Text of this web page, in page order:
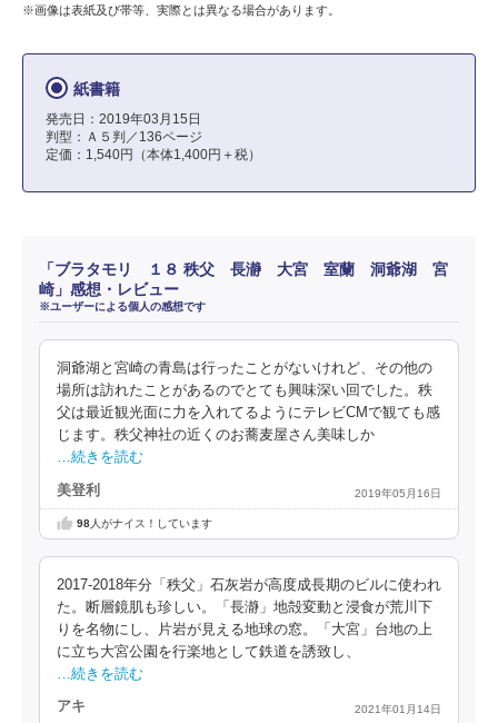
※画像は表紙及び帯等、実際とは異なる場合があります。
紙書籍
発売日：2019年03月15日
判型：Ａ５判／136ページ
定価：1,540円（本体1,400円＋税）
「ブラタモリ １８ 秩父 長瀞 大宮 室蘭 洞爺湖 宮
崎」感想・レビュー
※ユーザーによる個人の感想です
洞爺湖と宮崎の青島は行ったことがないけれど、その他の
場所は訪れたことがあるのでとても興味深い回でした。秩
父は最近観光面に力を入れてるようにテレビCMで観ても感
じます。秩父神社の近くのお蕎麦屋さん美味しか
…続きを読む
美登利 2019年05月16日
98人がナイス！しています
2017‐2018年分「秩父」石灰岩が高度成長期のビルに使われ
た。断層鏡肌も珍しい。「長瀞」地殻変動と浸食が荒川下
りを名物にし、片岩が見える地球の窓。「大宮」台地の上
に立ち大宮公園を行楽地として鉄道を誘致し、
…続きを読む
アキ 2021年01月14日